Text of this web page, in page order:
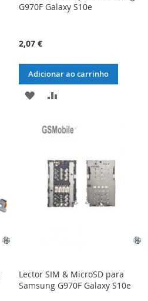
G970F Galaxy S10e
2,07 €
Adicionar ao carrinho
ADICIONAR
LISTA
DESEJOS
ADICIONAR
COMPARAÇÃO
Lector SIM & MicroSD para
Samsung G970F Galaxy S10e